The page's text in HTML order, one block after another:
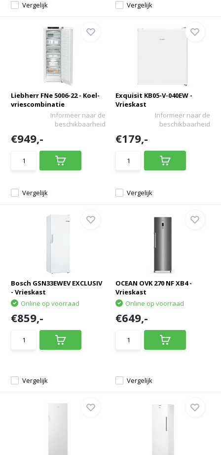
Vergelijk Vergelijk
Liebherr FNe 5006-22 - Koel-
vriescombinatie
Vergelijk
Informeer naar de
beschikbaarheid
€949,-
Exquisit KB05-V-040EW -
Vrieskast
Vergelijk
Informeer naar de
beschikbaarheid
€179,-
Bosch GSN33EWEV EXCLUSIV
- Vrieskast
Vergelijk
Online op voorraad
€859,-
OCEAN OVK 270 NF XB4 -
Vrieskast
Vergelijk
Online op voorraad
€649,-